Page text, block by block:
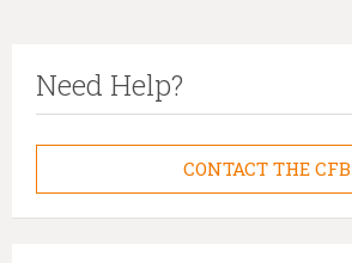
Need Help?
CONTACT THE CFB